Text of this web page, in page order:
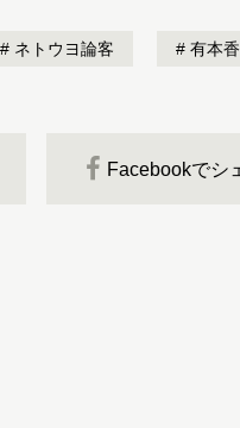
ネトウヨ論客 有本香
Facebookでシ